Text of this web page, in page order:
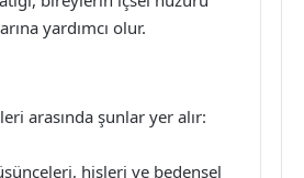
yardımcı olur.
arasında şunlar yer alır:
hisleri ve bedensel